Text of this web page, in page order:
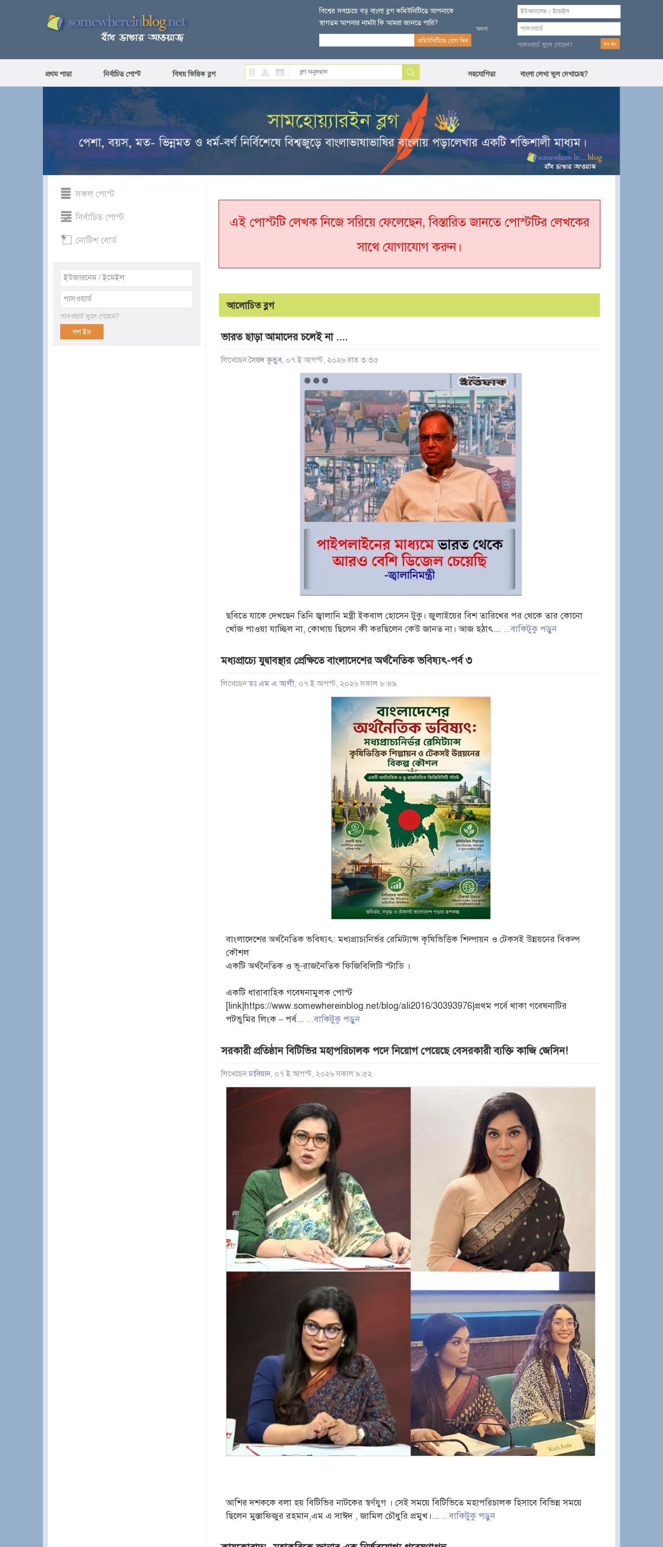
বিশ্বের সবচেয়ে বড় বাংলা ব্লগ কমিউনিটিতে আপনাকে
স্বাগতম আপনার নামটা কি আমরা জানতে পারি?
পাসওয়ার্ড ভুলে গেছেন?
প্রথম পাতা নির্বাচিত পোস্ট বিষয় ভিত্তিক ব্লগ সহযোগিতা বাংলা লেখা ভুল দেখাচেছ?
সকল পোস্ট
নির্বাচিত পোস্ট
নোটিশ বোর্ড
পাসওয়ার্ড ভুলে গেছেন?
এই পোস্টটি লেখক নিজে সরিয়ে ফেলেছেন, বিস্তারিত জানতে পোস্টটির লেখকের
সাথে যোগাযোগ করুন।
আলোচিত ব্লগ
ভারত ছাড়া আমাদের চলেই না ....
লিখেছেনসৈয়দ কুতুব, ০৭ ই আগস্ট, ২০২৬ রাত ৩:৩৫
ছবিতে যাকে দেখছেন তিনি জ্বালানি মন্ত্রী ইকবাল হোসেন টুকু। জুলাইয়ের বিশ তারিখের পর থেকে তার কোনো
খোঁজ পাওয়া যাচ্ছিল না, কোথায় ছিলেন কী করছিলেন কেউ জানত না। আজ হঠাৎ... ...বাকিটুকু পড়ুন
মধ্যপ্রাচ্যে যুদ্বাবস্থার প্রেক্ষিতে বাংলাদেশের অর্থনৈতিক ভবিষ্যৎ-পর্ব ৩
লিখেছেনডঃ এম এ আলী, ০৭ ই আগস্ট, ২০২৬ সকাল ৮:৪৯
বাংলাদেশের অর্থনৈতিক ভবিষ্যৎ: মধ্যপ্রাচ্যনির্ভর রেমিট্যান্স কৃষিভিত্তিক শিল্পায়ন ও টেকসই উন্নয়নের বিকল্প
কৌশল
একটি অর্থনৈতিক ও ভূ-রাজনৈতিক ফিজিবিলিটি স্টাডি ।
একটি ধারাবাহিক গবেষনামুলক পোস্ট
[link|https://www.somewhereinblog.net/blog/ali2016/30393976|প্রথম পর্বে থাকা গবেষনাটির
পটভুমির লিংক – পর্ব... ...বাকিটুকু পড়ুন
সরকারী প্রতিষ্ঠান বিটিভির মহাপরিচালক পদে নিয়োগ পেয়েছে বেসরকারী ব্যক্তি কাজি জেসিন!
লিখেছেনঢাবিয়ান, ০৭ ই আগস্ট, ২০২৬ সকাল ৯:৫২
আশির দশককে বলা হয় বিটিভির নাটকের স্বর্ণযুগ । সেই সময়ে বিটিভিতে মহাপরিচালক হিসাবে বিভিন্ন সময়ে
ছিলেন মুস্তাফিজুর রহমান,এম এ সাঈদ , জামিল চৌধুরি প্রমুখ।... ...বাকিটুকু পড়ুন